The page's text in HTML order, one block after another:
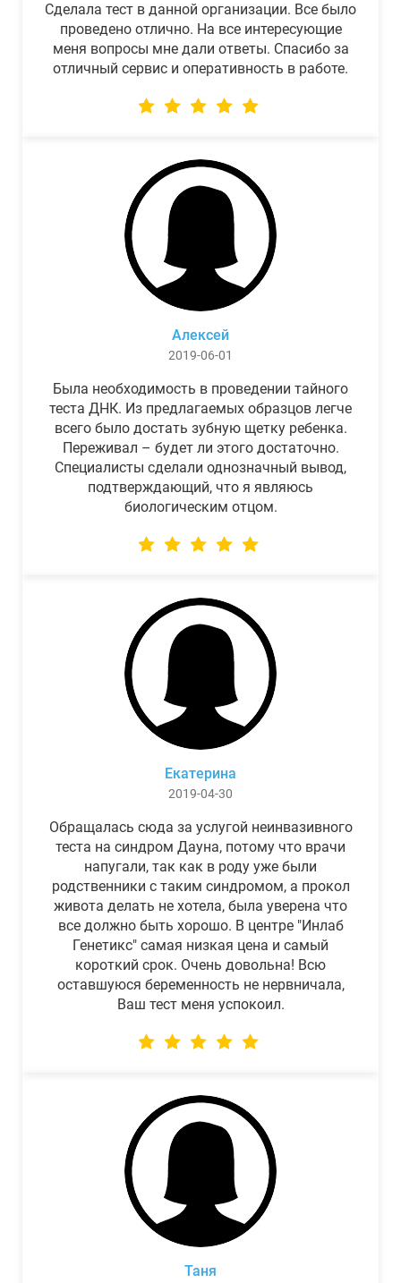
Сделала тест в данной организации. Все было
проведено отлично. На все интересующие
меня вопросы мне дали ответы. Спасибо за
отличный сервис и оперативность в работе.
Алексей
2019-06-01
Была необходимость в проведении тайного
теста ДНК. Из предлагаемых образцов легче
всего было достать зубную щетку ребенка.
Переживал – будет ли этого достаточно.
Специалисты сделали однозначный вывод,
подтверждающий, что я являюсь
биологическим отцом.
Екатерина
2019-04-30
Обращалась сюда за услугой неинвазивного
теста на синдром Дауна, потому что врачи
напугали, так как в роду уже были
родственники с таким синдромом, а прокол
живота делать не хотела, была уверена что
все должно быть хорошо. В центре "Инлаб
Генетикс" самая низкая цена и самый
короткий срок. Очень довольна! Всю
оставшуюся беременность не нервничала,
Ваш тест меня успокоил.
Таня